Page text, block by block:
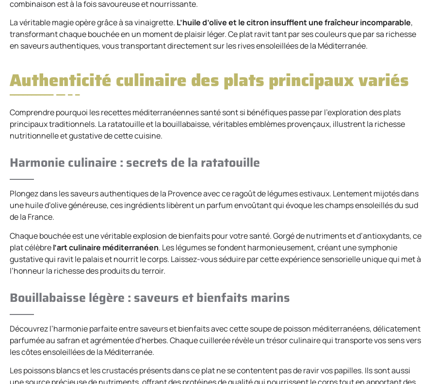
combinaison est à la fois savoureuse et nourrissante.
La véritable magie opère grâce à sa vinaigrette. L’huile d’olive et le citron insufflent une fraîcheur incomparable,
transformant chaque bouchée en un moment de plaisir léger. Ce plat ravit tant par ses couleurs que par sa richesse
en saveurs authentiques, vous transportant directement sur les rives ensoleillées de la Méditerranée.
Authenticité culinaire des plats principaux variés
Comprendre pourquoi les recettes méditerranéennes santé sont si bénéfiques passe par l’exploration des plats
principaux traditionnels. La ratatouille et la bouillabaisse, véritables emblèmes provençaux, illustrent la richesse
nutritionnelle et gustative de cette cuisine.
Harmonie culinaire : secrets de la ratatouille
Plongez dans les saveurs authentiques de la Provence avec ce ragoût de légumes estivaux. Lentement mijotés dans
une huile d’olive généreuse, ces ingrédients libèrent un parfum envoûtant qui évoque les champs ensoleillés du sud
de la France.
Chaque bouchée est une véritable explosion de bienfaits pour votre santé. Gorgé de nutriments et d’antioxydants, ce
plat célèbrel’art culinaire méditerranéen. Les légumes se fondent harmonieusement, créant une symphonie
gustative qui ravit le palais et nourrit le corps. Laissez-vous séduire par cette expérience sensorielle unique qui met à
l’honneur la richesse des produits du terroir.
Bouillabaisse légère : saveurs et bienfaits marins
Découvrez l’harmonie parfaite entre saveurs et bienfaits avec cette soupe de poisson méditerranéens, délicatement
parfumée au safran et agrémentée d’herbes. Chaque cuillerée révèle un trésor culinaire qui transporte vos sens vers
les côtes ensoleillées de la Méditerranée.
Les poissons blancs et les crustacés présents dans ce plat ne se contentent pas de ravir vos papilles. Ils sont aussi